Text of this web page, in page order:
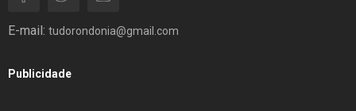
E-mail: tudorondonia@gmail.com
Publicidade